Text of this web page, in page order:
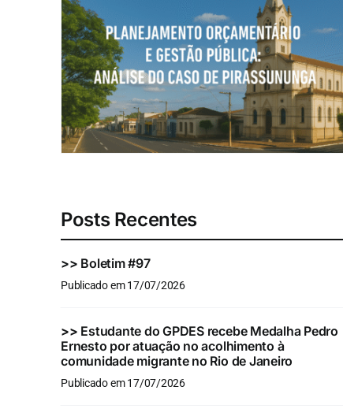
Posts Recentes
>> Boletim #97
Publicado em 17/07/2026
>> Estudante do GPDES recebe Medalha Pedro
Ernesto por atuação no acolhimento à
comunidade migrante no Rio de Janeiro
Publicado em 17/07/2026